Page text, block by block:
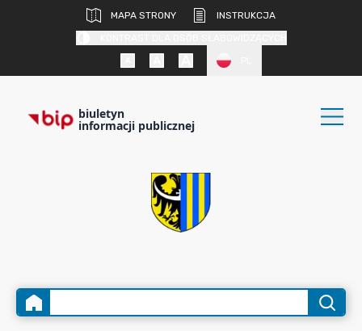
MAPA STRONY
INSTRUKCJA
biuletyn
informacji publicznej